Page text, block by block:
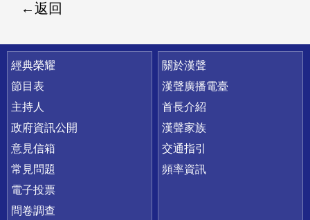
返回
快速連結
經典榮耀
節目表
主持人
政府資訊公開
意見信箱
常見問題
電子投票
問卷調查
關於漢聲
漢聲廣播電臺
首長介紹
漢聲家族
交通指引
頻率資訊